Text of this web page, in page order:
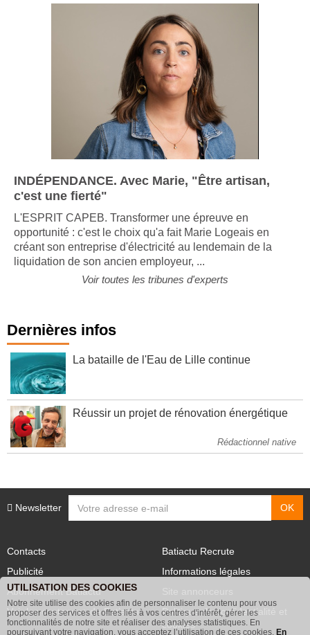
INDÉPENDANCE. Avec Marie, "Être artisan,
L'ESPRIT CAPEB. Transformer une épreuve en
opportunité : c'est le choix qu'a fait Marie Logeais en
créant son entreprise d'électricité au lendemain de la
Dernières infos
Rédactionnel native
Publicité
Abonnement Batiactu
Voir les contenus+ de Batiactu
Site annonceurs
Politique de confidentialité et
UTILISATION DES COOKIES
Notre site utilise des cookies afin de personnaliser le contenu pour vous
proposer des services et offres liés à vos centres d'intérêt, gérer les
fonctionnalités de notre site et réaliser des analyses statistiques. En
poursuivant votre navigation, vous acceptez l’utilisation de ces cookies. En